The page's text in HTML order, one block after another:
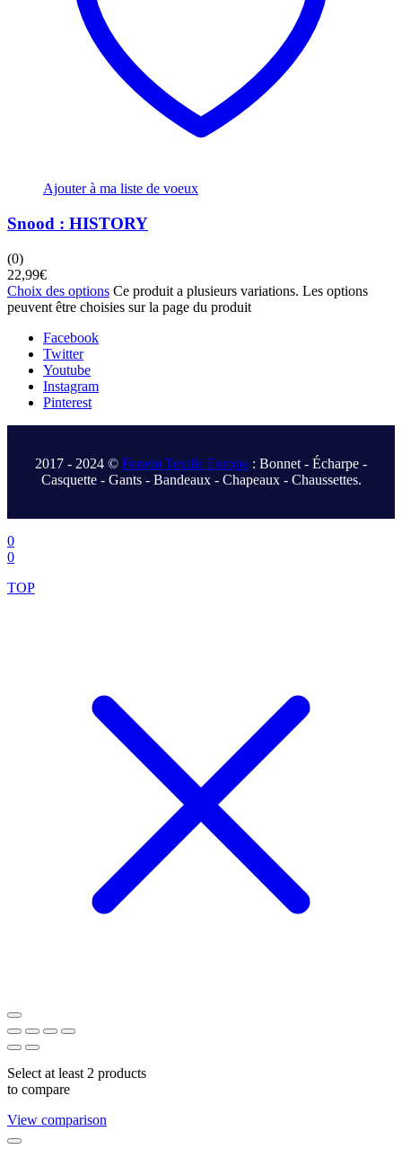
Ajouter à ma liste de voeux
Snood : HISTORY
(0)
22,99€
Choix des options Ce produit a plusieurs variations. Les options
peuvent être choisies sur la page du produit
Facebook
Twitter
Youtube
Instagram
Pinterest
.
2017 - 2024 © Fonem Textile Europe : Bonnet - Écharpe -
Casquette - Gants - Bandeaux - Chapeaux - Chaussettes.
.
0
0
TOP
Select at least 2 products
to compare
View comparison